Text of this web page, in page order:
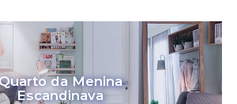
da Menina
Escandinava